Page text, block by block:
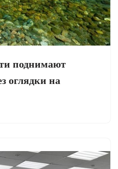
поднимают
оглядки на